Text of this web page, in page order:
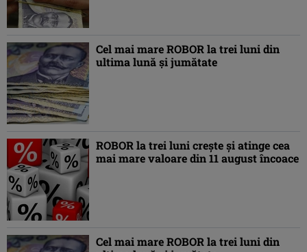
Cel mai mare ROBOR la trei luni din
ultima lună şi jumătate
ROBOR la trei luni creşte şi atinge cea
mai mare valoare din 11 august încoace
Cel mai mare ROBOR la trei luni din